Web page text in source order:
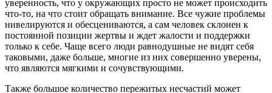
уверенность, что у окружающих просто не может происходить
что-то, на что стоит обращать внимание. Все чужие проблемы
нивелируются и обесцениваются, а сам человек склонен к
постоянной позиции жертвы и ждет жалости и поддержки
только к себе. Чаще всего люди равнодушные не видят себя
таковыми, даже больше, многие из них совершенно уверены,
что являются мягкими и сочувствующими.
Также большое количество пережитых несчастий может